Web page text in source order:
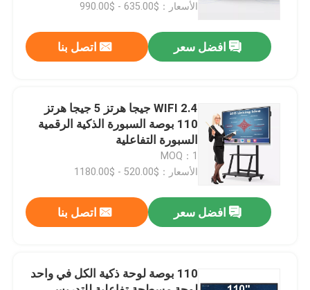
مراقبة الجودة
اتصل بنا
اطلب اقتباس
السبورات الذكية التفاعلية
65 بوصة السبورة الذكية
الأسعار：$635.00 - $990.00
افضل سعر اتصل بنا
WIFI 2.4 جيجا هرتز 5 جيجا هرتز
110 بوصة السبورة الذكية الرقمية
السبورة التفاعلية
MOQ：1
الأسعار：$520.00 - $1180.00
افضل سعر اتصل بنا
110 بوصة لوحة ذكية الكل في واحد